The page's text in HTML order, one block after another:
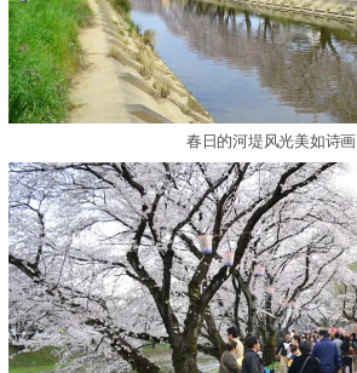
春日的河堤风光美如诗画